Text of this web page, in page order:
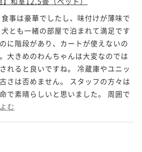
事は豪華でしたし、味付けが薄味で
とも一緒の部屋で泊まれて満足です
に階段があり、カートが使えないの
大きめのわんちゃんは大変なのでは
れると良いですね。 冷蔵庫やユニッ
さは否めません。 スタッフの方々は
で素晴らしいと思いました。 周囲で
む